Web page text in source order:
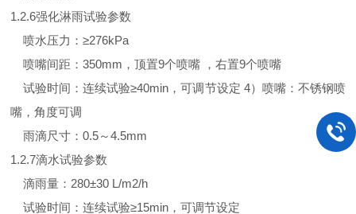
1.2.6强化淋雨试验参数
喷水压力：≥276kPa
喷嘴间距：350mm，顶置9个喷嘴 ，右置9个喷嘴
试验时间：连续试验≥40min，可调节设定 4）喷嘴：不锈钢喷
嘴，角度可调
雨滴尺寸：0.5～4.5mm
1.2.7滴水试验参数
滴雨量：280±30 L/m2/h
试验时间：连续试验≥15min，可调节设定